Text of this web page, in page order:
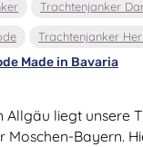
Trachtenjanker
Trachtenjanker
Made in Bavaria
Allgäu liegt unsere
Moschen-Bayern.